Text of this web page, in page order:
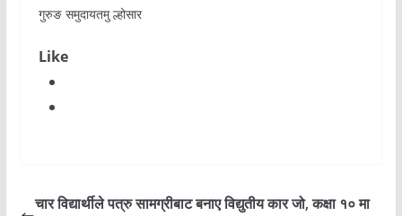
गुरुङ समुदायतमु ल्होसार
Like
चार विद्यार्थीले पत्रु सामग्रीबाट बनाए विद्युतीय कार जो, कक्षा १० मा